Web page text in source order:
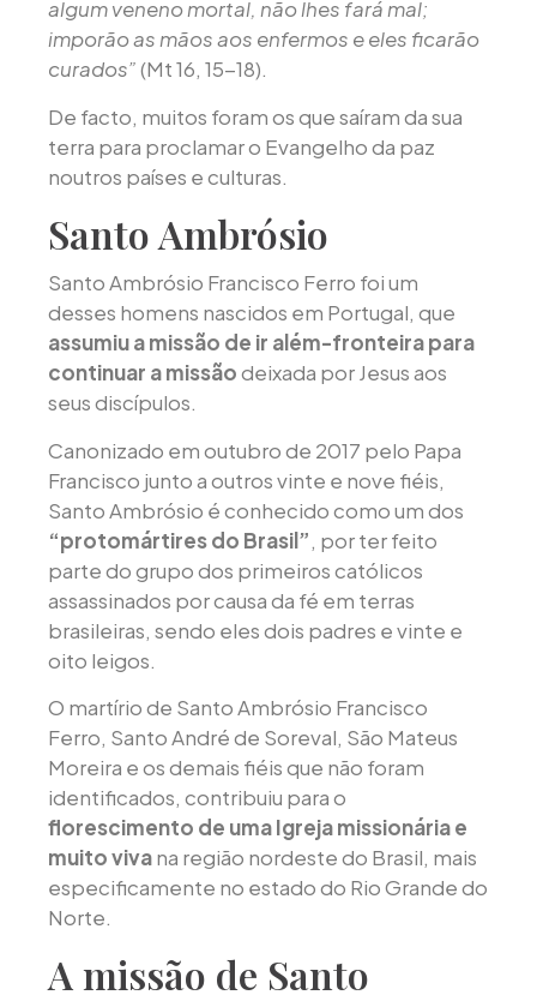
algum veneno mortal, não lhes fará mal;
imporão as mãos aos enfermos e eles ficarão
curados”(Mt 16, 15-18).
De facto, muitos foram os que saíram da sua
terra para proclamar o Evangelho da paz
noutros países e culturas.
Santo Ambrósio
Santo Ambrósio Francisco Ferro foi um
desses homens nascidos em Portugal, que
assumiu a missão de ir além-fronteira para
continuar a missãodeixada por Jesus aos
seus discípulos.
Canonizado em outubro de 2017 pelo Papa
Francisco junto a outros vinte e nove fiéis,
Santo Ambrósio é conhecido como um dos
“protomártires do Brasil”, por ter feito
parte do grupo dos primeiros católicos
assassinados por causa da fé em terras
brasileiras, sendo eles dois padres e vinte e
oito leigos.
O martírio de Santo Ambrósio Francisco
Ferro, Santo André de Soreval, São Mateus
Moreira e os demais fiéis que não foram
identificados, contribuiu para o
florescimento de uma Igreja missionária e
muito vivana região nordeste do Brasil, mais
especificamente no estado do Rio Grande do
Norte.
A missão de Santo